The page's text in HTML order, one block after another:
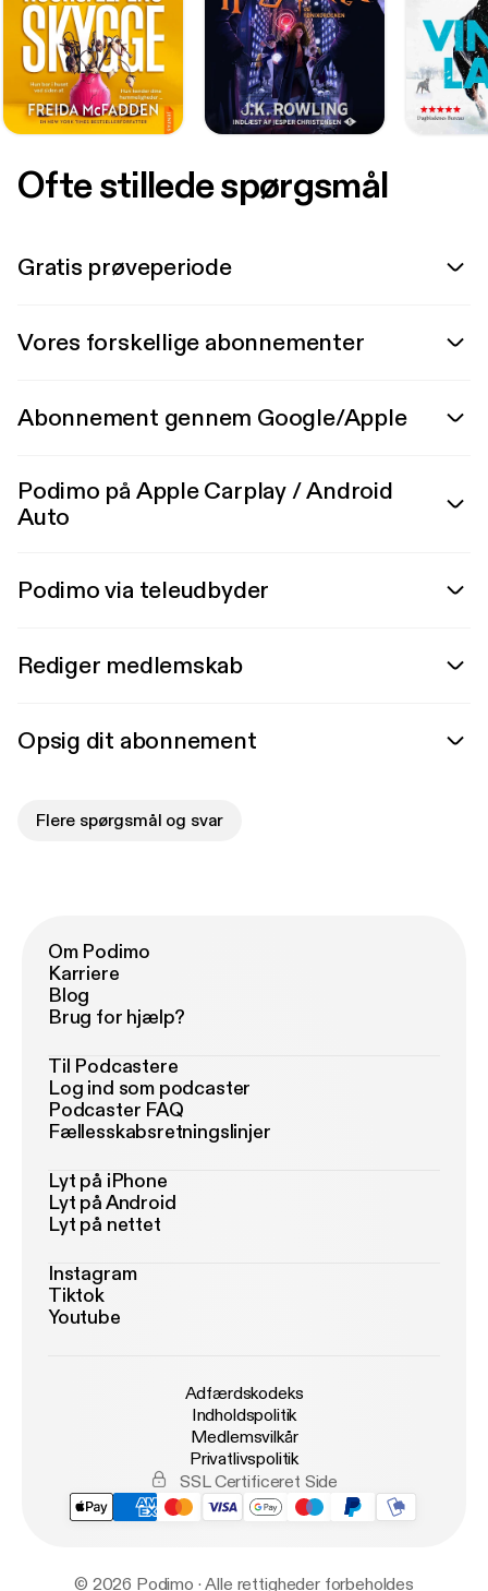
Ofte stillede spørgsmål
Gratis prøveperiode
Vores forskellige abonnementer
Abonnement gennem Google/Apple
Podimo på Apple Carplay / Android
Auto
Podimo via teleudbyder
Rediger medlemskab
Opsig dit abonnement
Flere spørgsmål og svar
Om Podimo
Karriere
Blog
Brug for hjælp?
Til Podcastere
Log ind som podcaster
Podcaster FAQ
Fællesskabsretningslinjer
Lyt på iPhone
Lyt på Android
Lyt på nettet
Instagram
Tiktok
Youtube
Adfærdskodeks
Indholdspolitik
Medlemsvilkår
Privatlivspolitik
SSL Certificeret Side
© 2026 Podimo · Alle rettigheder forbeholdes